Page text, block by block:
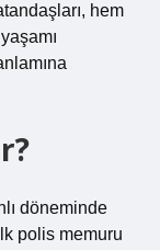
hem
döneminde
polis memuru